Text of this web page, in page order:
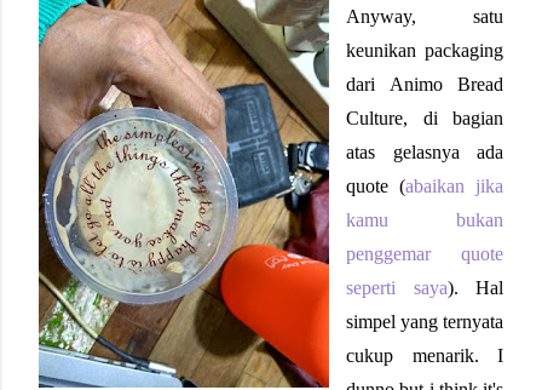
Anyway, satu
keunikan packaging
dari Animo Bread
Culture, di bagian
atas gelasnya ada
quote (abaikan jika
kamu bukan
penggemar quote
seperti saya). Hal
simpel yang ternyata
cukup menarik. I